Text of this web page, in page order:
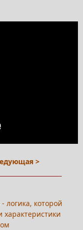
>
логика, которой
характеристики